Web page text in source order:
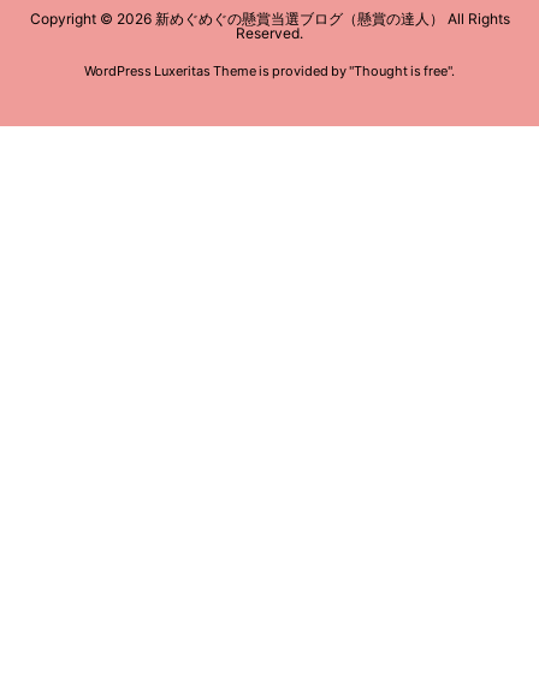
Copyright © 2026 新めぐめぐの懸賞当選ブログ（懸賞の達人）
All Rights
Reserved.
WordPress Luxeritas Theme is provided by "Thought is free".